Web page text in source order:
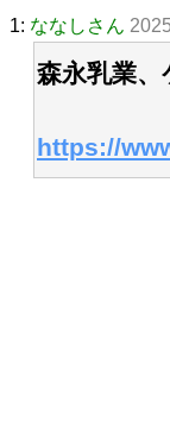
1: ななしさん
森永乳業
https://